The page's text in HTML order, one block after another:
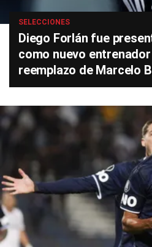
SELECCIONES
Diego Forlán fue
como nuevo
reemplazo de Marcelo